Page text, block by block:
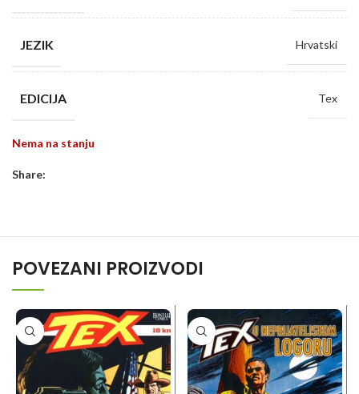
JEZIK Hrvatski
EDICIJA Tex
Nema na stanju
Share:
POVEZANI PROIZVODI